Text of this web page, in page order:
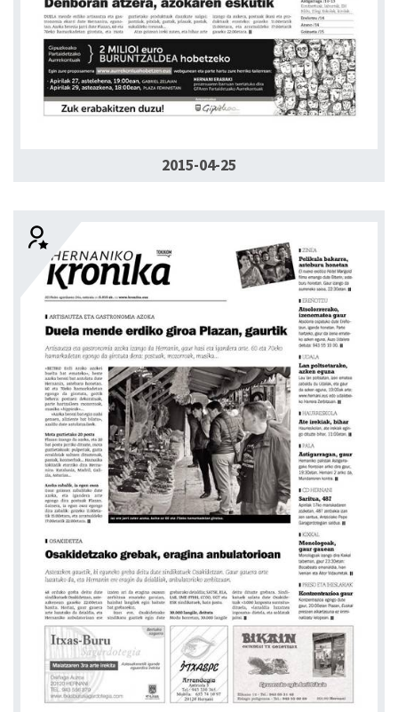
2015-04-25